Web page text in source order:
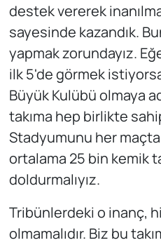
destek vererek
sayesinde kazandık.
yapmak zorundayız.
ilk 5'de görmek
Büyük Kulübü olmaya
takıma hep birlikte
Stadyumunu her maçta
ortalama 25 bin kemik
doldurmalıyız.
Tribünlerdeki o inanç,
olmamalıdır. Biz bu